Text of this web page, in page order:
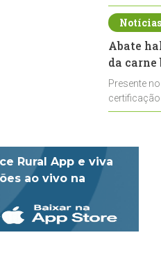
de leite cru
Abate
da
Presente
Rural App e viva
ao vivo na